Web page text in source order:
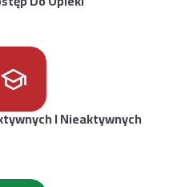
school
I Nieaktywnych